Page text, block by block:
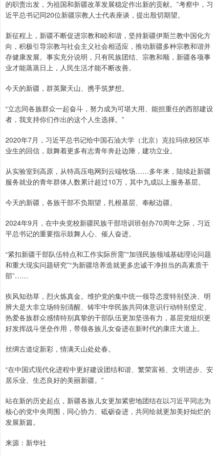
的职责出发，为祖国和新疆改革发展稳定作出新的贡献。”考察中，习
近平总书记同20位新疆宗教人士代表座谈，提出殷切期望。
新征程上，新疆不断促进宗教和睦和谐，坚持新疆伊斯兰教中国化方
向，积极引导宗教与社会主义社会相适应，推动新疆多种宗教和谐并
存健康发展。事实充分说明，只有民族团结、宗教和顺，新疆各项事
业才能蒸蒸日上，人民生活才能不断改善。
今天的新疆，群英聚天山、携手筑梦想。
“立志同各族群众一起奋斗，努力成为可堪大用、能担重任的西部建设
者，我支持你们作出的这个人生选择。”
2020年7月，习近平总书记给中国石油大学（北京）克拉玛依校区毕
业生的回信，鼓舞着更多有志青年奔赴边陲，建功立业。
从实验室到高原，从特高压电网到云端牧场……多年来，陆续赴新疆
服务就业的青年群体人数累计超过10万，其中九成以上服务基层。
今天的新疆，各族干部不负期望，扎根基层、奉献边疆。
2024年9月，在中央党校新疆民族干部培训班创办70周年之际，习近
平总书记的重要指示鼓舞人心、催人奋进。
“紧扣新疆干部队伍特点和工作实际所需”“加强民族领域基础理论问题
和重大现实问题研究”“为新疆培养造就更多忠诚干净担当的高素质干
部”……
疾风知劲草，烈火炼真金。维护党的集中统一领导态度特别坚决、明
辨大是大非立场特别清醒、铸牢中华民族共同体意识行动特别坚定、
热爱各族群众感情特别真挚的干部队伍更加坚强有力，基层党组织更
好发挥战斗堡垒作用，带领各族儿女奋进在新时代的康庄大道上。
丝绸古道绽新彩，情满天山处处春。
“在中国式现代化进程中更好建设团结和谐、繁荣富裕、文明进步、安
居乐业、生态良好的美丽新疆。”
站在新的历史起点，新疆各族儿女更加紧密地团结在以习近平同志为
核心的党中央周围，同心协力、砥砺奋进，共同绘就更加美好灿烂的
发展新篇。
来源：新华社